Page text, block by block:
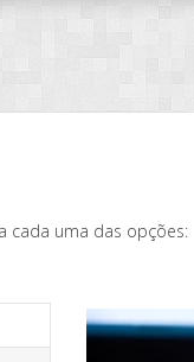
cada uma das opções: